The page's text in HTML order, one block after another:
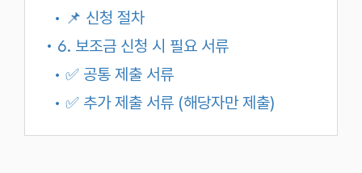
• 📌 신청 절차
• 6. 보조금 신청 시 필요 서류
• ✅ 공통 제출 서류
• ✅ 추가 제출 서류 (해당자만 제출)